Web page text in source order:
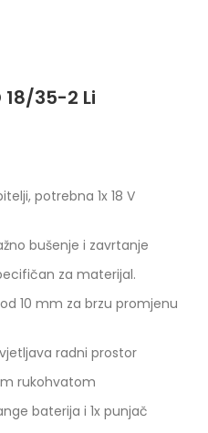
35-2 Li
potrebna 1x 18 V
bušenje i zavrtanje
za materijal.
10 mm za brzu promjenu
radni prostor
rukohvatom
baterija i 1x punjač